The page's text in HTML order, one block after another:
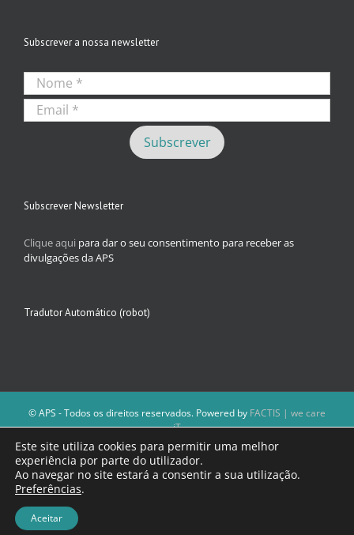
Subscrever a nossa newsletter
Subscrever Newsletter
Clique aqui para dar o seu consentimento para receber as
divulgações da APS
Tradutor Automático (robot)
© APS - Todos os direitos reservados. Powered by FACTIS | we care
iT
A Direção da APS reserva-se o direito de não publicar conteúdos que
violem as leis nacionais.
Os textos assinados e as imagens depositadas são da inteira
Este site utiliza cookies para permitir uma melhor
experiência por parte do utilizador.
Ao navegar no site estará a consentir a sua utilização.
Preferências.
Aceitar